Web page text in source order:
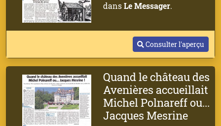
dansLe Messager.
Consulter l'aperçu
Quand le château des
Avenières accueillait
Michel Polnareff ou...
Jacques Mesrine